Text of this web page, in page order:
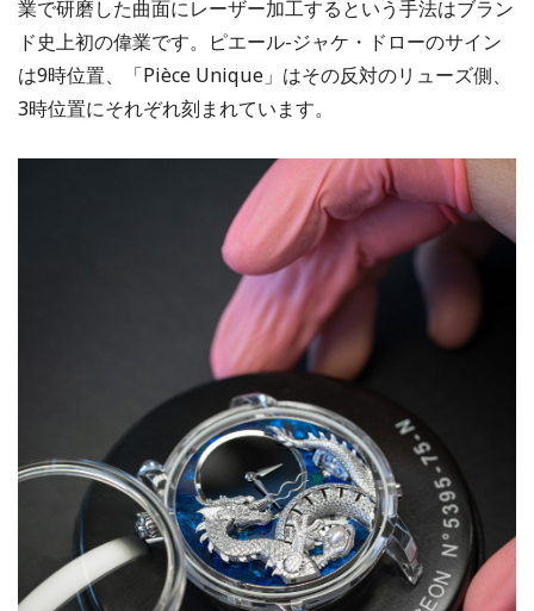
業で研磨した曲面にレーザー加工するという手法はブラン
ド史上初の偉業です。ピエール-ジャケ・ドローのサイン
は9時位置、「Pièce Unique」はその反対のリューズ側、
3時位置にそれぞれ刻まれています。